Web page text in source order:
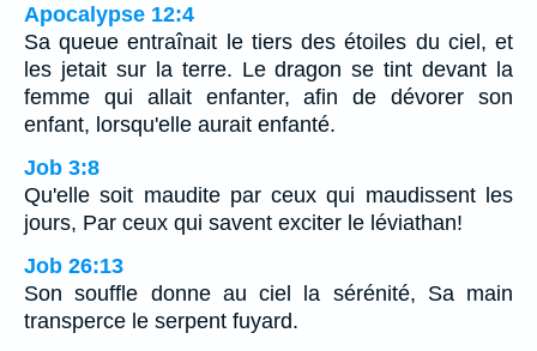
Apocalypse 12:4
Sa queue entraînait le tiers des étoiles du ciel, et
les jetait sur la terre. Le dragon se tint devant la
femme qui allait enfanter, afin de dévorer son
enfant, lorsqu'elle aurait enfanté.
Job 3:8
Qu'elle soit maudite par ceux qui maudissent les
jours, Par ceux qui savent exciter le léviathan!
Job 26:13
Son souffle donne au ciel la sérénité, Sa main
transperce le serpent fuyard.